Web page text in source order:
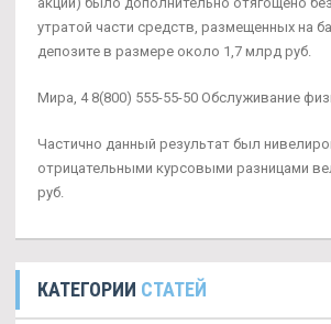
утратой части средств, размещенных на
депозите в размере около 1,7 млрд руб.
Мира, 4 8(800) 555-55-50 Обслуживание
Частично данный результат был
отрицательными курсовыми разницами
руб.
КАТЕГОРИИ СТАТЕЙ